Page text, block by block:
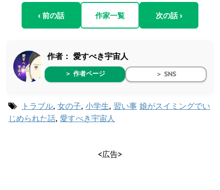
‹ 前の話 作家一覧 次の話 ›
作者： 愛すべき宇宙人
＞ 作者ページ ＞ SNS
トラブル, 女の子, 小学生, 習い事 娘がスイミングでい
じめられた話, 愛すべき宇宙人
<広告>